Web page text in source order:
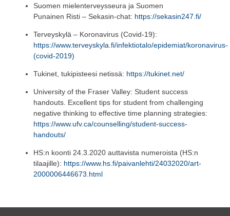
Suomen mielenterveysseura ja Suomen
Punainen Risti – Sekasin-chat: https://sekasin247.fi/
Terveyskylä – Koronavirus (Covid-19):
https://www.terveyskyla.fi/infektiotalo/epidemiat/koronavirus-
(covid-2019)
Tukinet, tukipisteesi netissä: https://tukinet.net/
University of the Fraser Valley: Student success
handouts. Excellent tips for student from challenging
negative thinking to effective time planning strategies:
https://www.ufv.ca/counselling/student-success-
handouts/
HS:n koonti 24.3.2020 auttavista numeroista (HS:n
tilaajille): https://www.hs.fi/paivanlehti/24032020/art-
2000006446673.html